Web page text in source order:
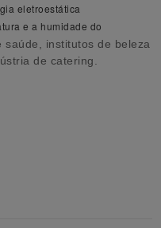
eletroestática
e a humidade do
institutos de beleza
de catering.